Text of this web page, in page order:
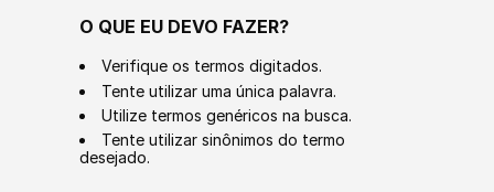
O QUE EU DEVO FAZER?
Verifique os termos digitados.
Tente utilizar uma única palavra.
Utilize termos genéricos na busca.
Tente utilizar sinônimos do termo
desejado.